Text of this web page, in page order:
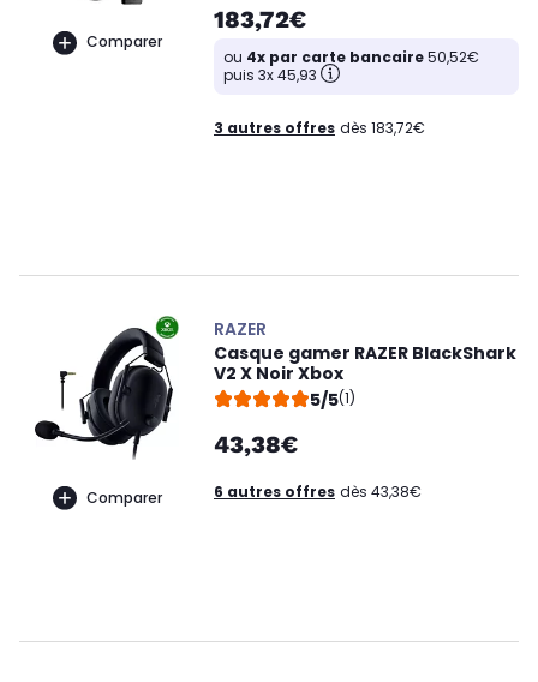
Comparer
183,72€
ou 4x par carte bancaire50,52€
puis 3x 45,93
3 autres offres dès 183,72€
Comparer
RAZER
Casque gamer RAZER BlackShark
V2 X Noir Xbox
5/5(1)
43,38€
6 autres offres dès 43,38€